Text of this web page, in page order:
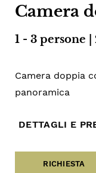
Camera
1 - 3 persone |
Camera doppia
panoramica
DETTAGLI E
RICHIESTA